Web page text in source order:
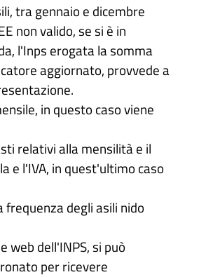
tra gennaio e dicembre
non valido, se si è in
l'Inps erogata la somma
aggiornato, provvede a
in questo caso viene
relativi alla mensilità e il
e l'IVA, in quest'ultimo caso
frequenza degli asili nido
dell'INPS, si può
per ricevere